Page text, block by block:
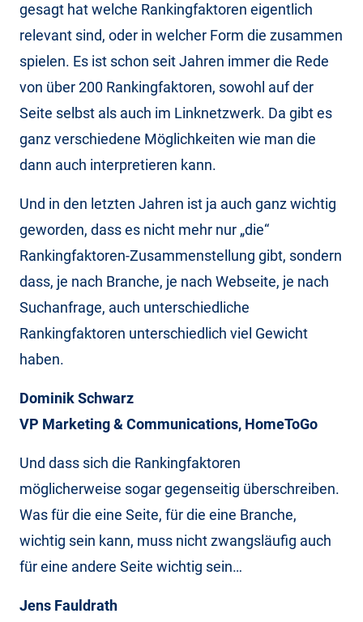
gesagt hat welche Rankingfaktoren eigentlich
relevant sind, oder in welcher Form die zusammen
spielen. Es ist schon seit Jahren immer die Rede
von über 200 Rankingfaktoren, sowohl auf der
Seite selbst als auch im Linknetzwerk. Da gibt es
ganz verschiedene Möglichkeiten wie man die
dann auch interpretieren kann.
Und in den letzten Jahren ist ja auch ganz wichtig
geworden, dass es nicht mehr nur „die“
Rankingfaktoren-Zusammenstellung gibt, sondern
dass, je nach Branche, je nach Webseite, je nach
Suchanfrage, auch unterschiedliche
Rankingfaktoren unterschiedlich viel Gewicht
haben.
Dominik Schwarz
VP Marketing & Communications, HomeToGo
Und dass sich die Rankingfaktoren
möglicherweise sogar gegenseitig überschreiben.
Was für die eine Seite, für die eine Branche,
wichtig sein kann, muss nicht zwangsläufig auch
für eine andere Seite wichtig sein…
Jens Fauldrath